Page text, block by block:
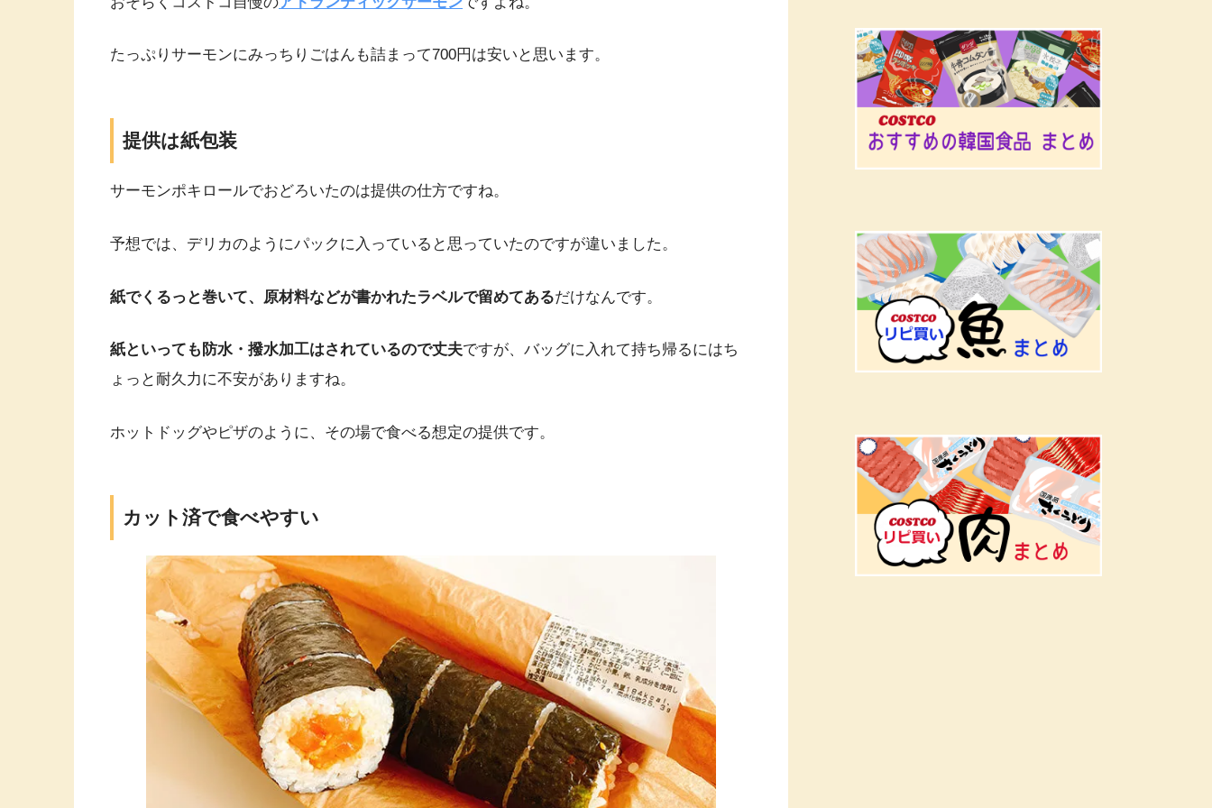
たっぷりサーモンにみっちりごはんも詰まって700円は安いと思います。
提供は紙包装
サーモンポキロールでおどろいたのは提供の仕方ですね。
予想では、デリカのようにパックに入っていると思っていたのですが違いました。
紙でくるっと巻いて、原材料などが書かれたラベルで留めてあるだけなんです。
紙といっても防水・撥水加工はされているので丈夫ですが、バッグに入れて持ち帰るにはち
ょっと耐久力に不安がありますね。
ホットドッグやピザのように、その場で食べる想定の提供です。
カット済で食べやすい